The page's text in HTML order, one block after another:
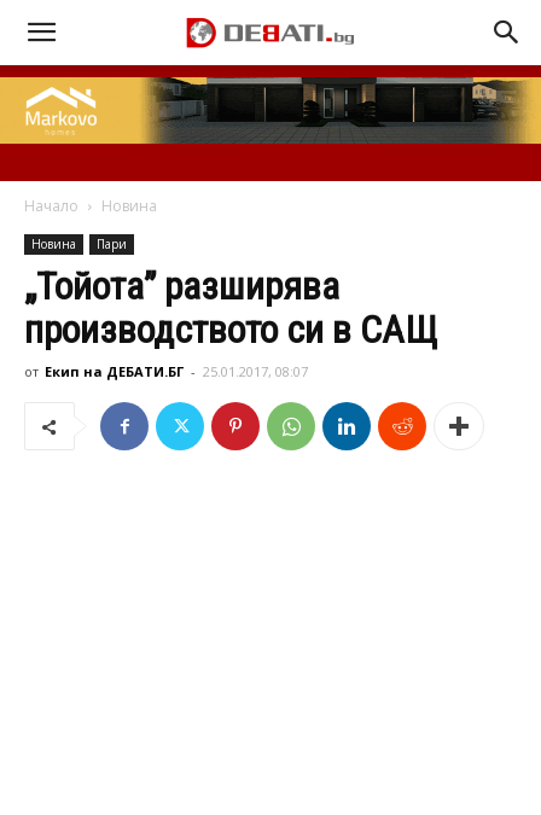
Начало Новина
Новина Пари
„Тойота” разширява
производството си в САЩ
от Екип на ДЕБАТИ.БГ - 25.01.2017, 08:07